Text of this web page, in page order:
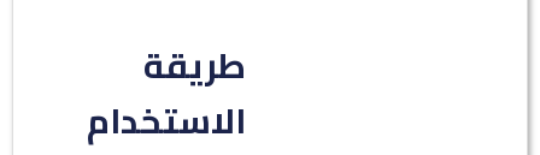
طريقة
الاستخدام